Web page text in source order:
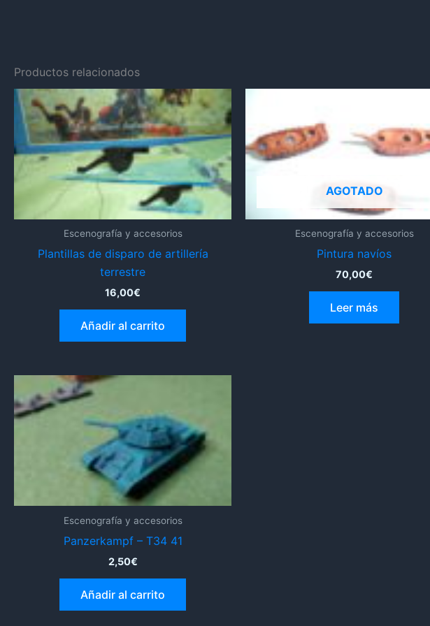
Productos relacionados
Escenografía y accesorios
Plantillas de disparo de artillería
terrestre
16,00€
Añadir al carrito
AGOTADO
Escenografía y accesorios
Pintura navíos
70,00€
Leer más
Escenografía y accesorios
Panzerkampf – T34 41
2,50€
Añadir al carrito